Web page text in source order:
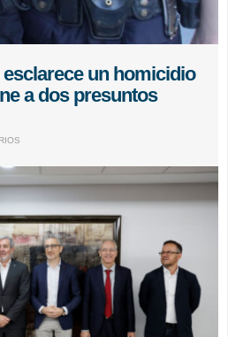
un homicidio
a dos presuntos